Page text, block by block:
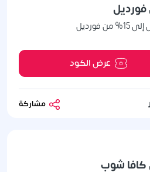
فورديل
عرض الكود
كافا شوب